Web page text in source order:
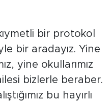
bir protokol
bir aradayız. Yine
yine okullarımız
bizlerle beraber.
bu hayırlı